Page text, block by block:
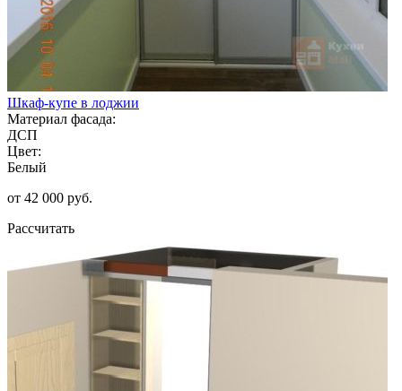
Шкаф-купе в лоджии
Материал фасада:
ДСП
Цвет:
Белый
от 42 000 руб.
Рассчитать